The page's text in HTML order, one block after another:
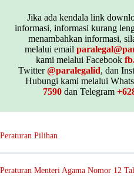
Jika ada kendala link
informasi, informasi kurang
menambahkan informasi,
melalui email
kami melalui Facebook
Twitter@paralegalid, dan
Hubungi kami melalui
7590dan Telegram
Peraturan Pilihan
Peraturan Menteri Agama Nomor 12